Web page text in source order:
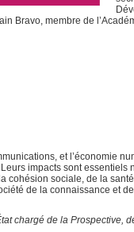
Bravo, membre de
et l’économie
impacts sont
cohésion sociale, de la
de la connaissance et
chargé de la